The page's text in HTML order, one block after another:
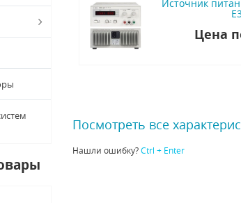
Источник
Цена
Посмотреть все
Нашли ошибку?Ctrl + Enter